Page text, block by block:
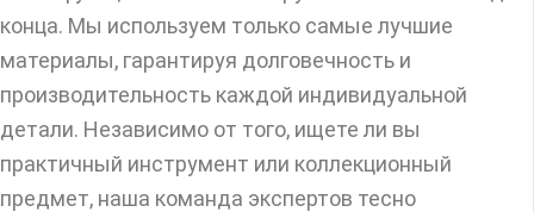
конца. Мы используем только самые лучшие
материалы, гарантируя долговечность и
производительность каждой индивидуальной
детали. Независимо от того, ищете ли вы
практичный инструмент или коллекционный
предмет, наша команда экспертов тесно